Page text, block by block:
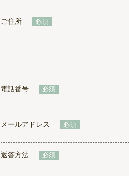
ご住所 必須
電話番号 必須
メールアドレス 必須
返答方法 必須